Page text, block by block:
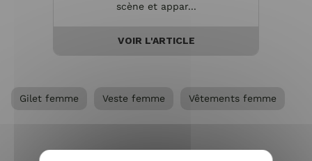
scène et appar...
VOIR L'ARTICLE
Gilet femme Veste femme Vêtements femme